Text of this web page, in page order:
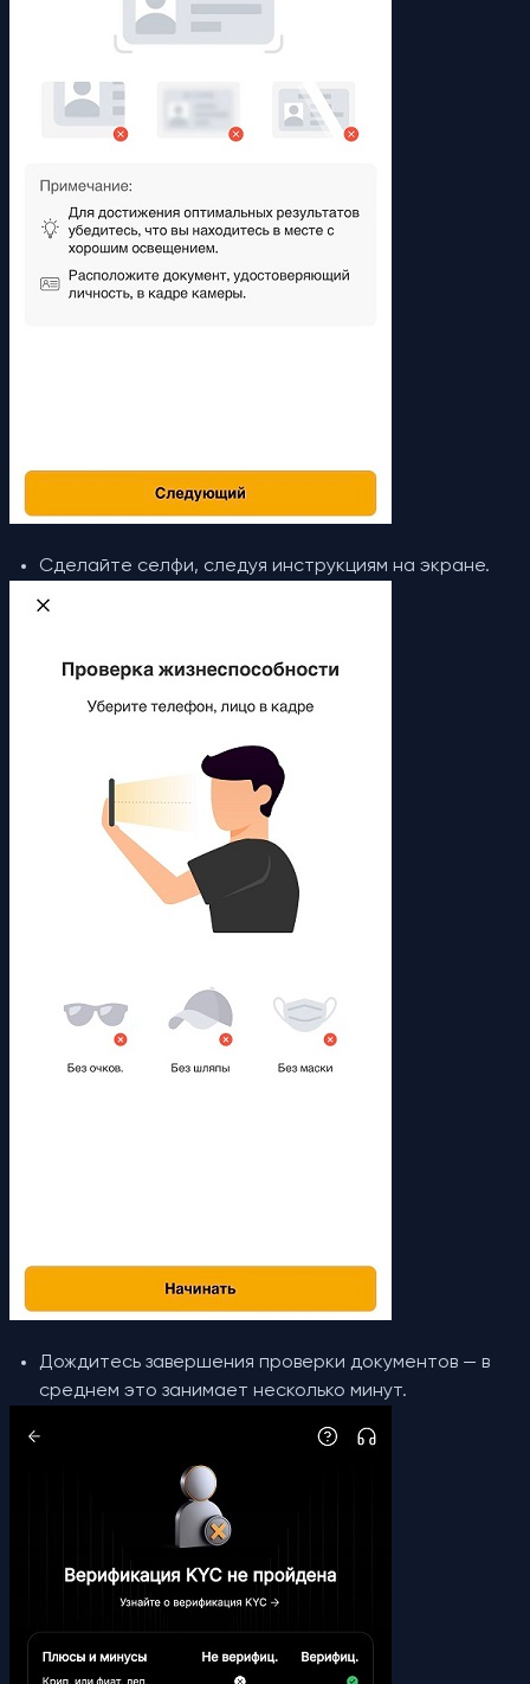
Сделайте селфи, следуя инструкциям на экране.
Дождитесь завершения проверки документов — в
среднем это занимает несколько минут.